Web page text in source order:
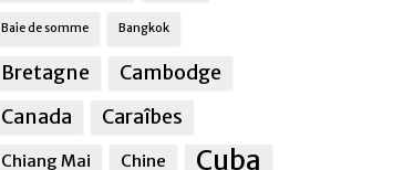
Baie de somme Bangkok
Bretagne
Cambodge
Canada
Caraîbes
Chiang Mai Chine Cuba